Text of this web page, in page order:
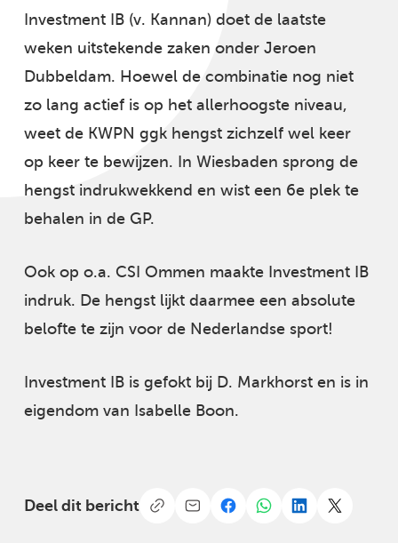
Investment IB (v. Kannan) doet de laatste
weken uitstekende zaken onder Jeroen
Dubbeldam. Hoewel de combinatie nog niet
zo lang actief is op het allerhoogste niveau,
weet de KWPN ggk hengst zichzelf wel keer
op keer te bewijzen. In Wiesbaden sprong de
hengst indrukwekkend en wist een 6e plek te
behalen in de GP.
Ook op o.a. CSI Ommen maakte Investment IB
indruk. De hengst lijkt daarmee een absolute
belofte te zijn voor de Nederlandse sport!
Investment IB is gefokt bij D. Markhorst en is in
eigendom van Isabelle Boon.
Deel dit bericht